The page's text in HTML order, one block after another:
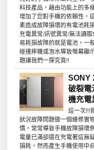
科技產品，藉由功能上的多
增加了您對手機的依賴性，
素造成故障損壞的有電池耗
充電異常/訊號異常/無法讀
易耗損故障的就是電池，一
碰撞摔機或泡水導致螢幕
題讓我們一探究竟!!
SONY
破裂電
機充電
這一次!!!
狀況故障問題做一個維修實
慣，常常導致手機故障損壞
電量已滿卻還在充電著這無
損耗，然而產生手機使用中